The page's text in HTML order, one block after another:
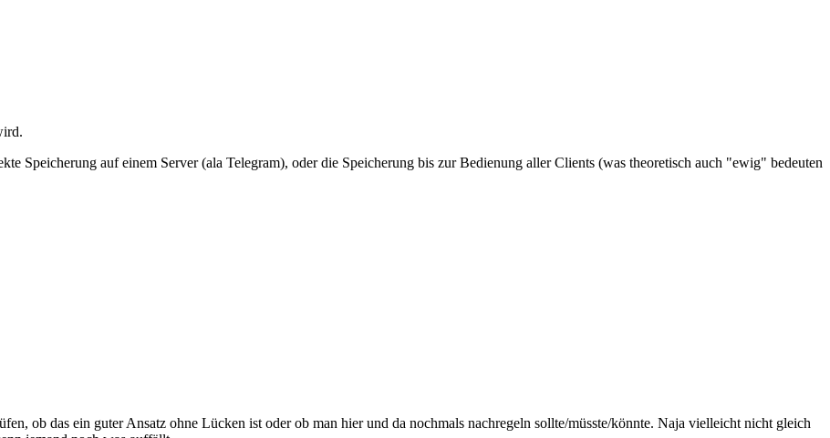
Speicherung auf einem Server (ala Telegram), oder die Speicherung bis zur Bedienung aller Clients (was theoretisch auch "ewig" bedeuten
ob das ein guter Ansatz ohne Lücken ist oder ob man hier und da nochmals nachregeln sollte/müsste/könnte. Naja vielleicht nicht gleich